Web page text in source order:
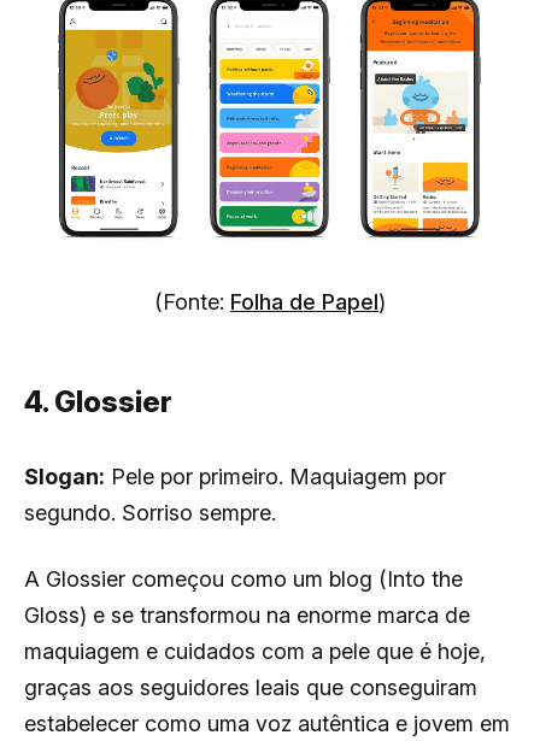
(Fonte: Folha de Papel)
4. Glossier
Slogan: Pele por primeiro. Maquiagem por
segundo. Sorriso sempre.
A Glossier começou como um blog (Into the
Gloss) e se transformou na enorme marca de
maquiagem e cuidados com a pele que é hoje,
graças aos seguidores leais que conseguiram
estabelecer como uma voz autêntica e jovem em